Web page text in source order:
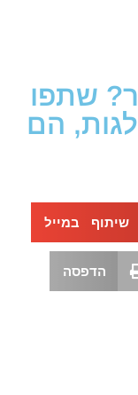
שתפו
הם
שיתוף במייל
הדפסה